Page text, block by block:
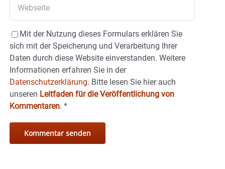
Mit der Nutzung dieses Formulars erklären Sie
sich mit der Speicherung und Verarbeitung Ihrer
Daten durch diese Website einverstanden. Weitere
Informationen erfahren Sie in der
Datenschutzerklärung. Bitte lesen Sie hier auch
unseren Leitfaden für die Veröffentlichung von
Kommentaren. *